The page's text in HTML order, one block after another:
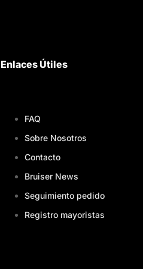
Enlaces Útiles
FAQ
Sobre Nosotros
Contacto
Bruiser News
Seguimiento pedido
Registro mayoristas